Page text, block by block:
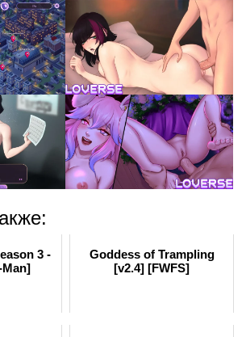
3 -
Goddess of Trampling
[v2.4] [FWFS]